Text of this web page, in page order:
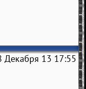
Декабря 13 17:55